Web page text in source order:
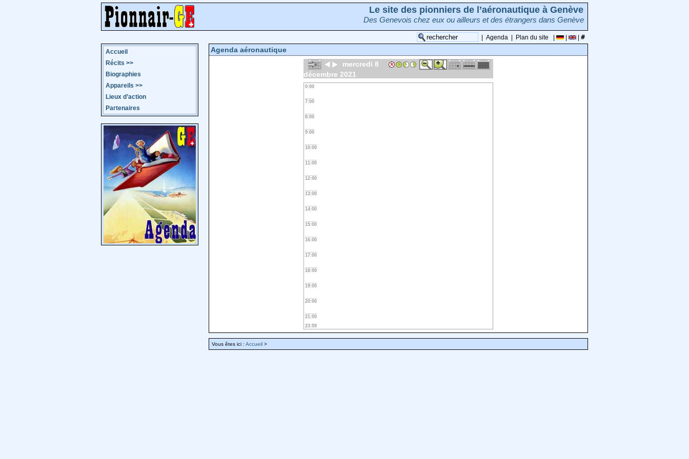
Le site des pionniers de l’aéronautique à Genève
Des Genevois chez eux ou ailleurs et des étrangers dans Genève
Agenda Plan du site
Accueil
Récits >>
Biographies
Appareils >>
Lieux d’action
Partenaires
Agenda aéronautique
mercredi 8
décembre 2021
0:00
7:00
8:00
9:00
10:00
11:00
12:00
13:00
14:00
15:00
16:00
17:00
18:00
19:00
20:00
21:00
23:59
Vous êtes ici : Accueil >